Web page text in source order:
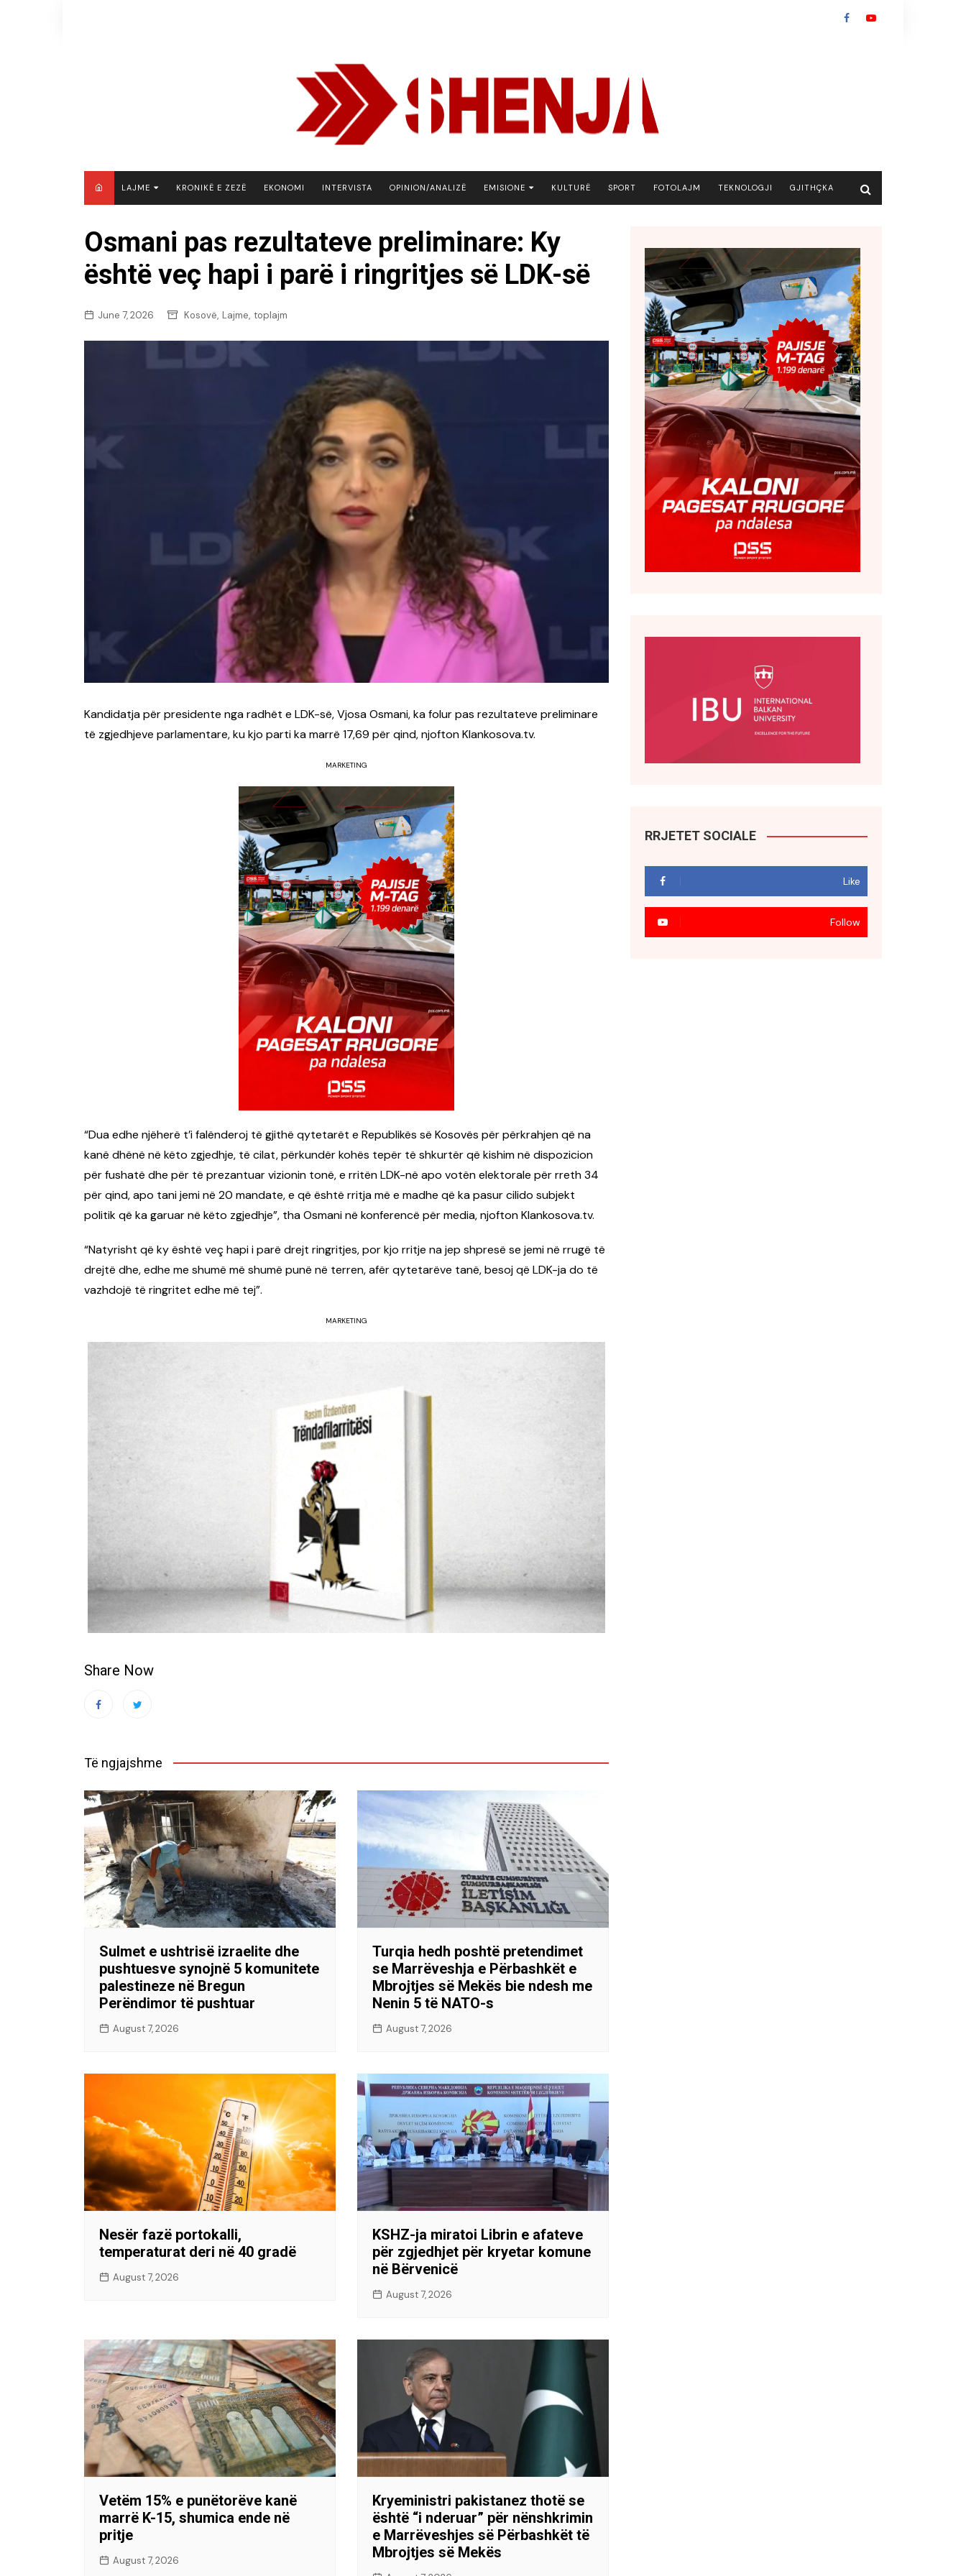
LAJME
KOSOVË
SHQIPËRI
BOTË
KRONIKË E ZEZË EKONOMI INTERVISTA OPINION/ANALIZË EMISIONE
BOTA NE FOKUS
EKONOMIKS
GJURMË
RECETA E DITES
RETRO JAVORE
KULTURË SPORT FOTOLAJM TEKNOLOGJI GJITHÇKA
Osmani pas rezultateve preliminare: Ky
është veç hapi i parë i ringritjes së LDK-së
June 7, 2026 Kosovë, Lajme, toplajm
Kandidatja për presidente nga radhët e LDK-së, Vjosa Osmani, ka folur pas rezultateve preliminare
të zgjedhjeve parlamentare, ku kjo parti ka marrë 17,69 për qind, njofton Klankosova.tv.
MARKETING
“Dua edhe njëherë t’i falënderoj të gjithë qytetarët e Republikës së Kosovës për përkrahjen që na
kanë dhënë në këto zgjedhje, të cilat, përkundër kohës tepër të shkurtër që kishim në dispozicion
për fushatë dhe për të prezantuar vizionin tonë, e rritën LDK-në apo votën elektorale për rreth 34
për qind, apo tani jemi në 20 mandate, e që është rritja më e madhe që ka pasur cilido subjekt
politik që ka garuar në këto zgjedhje”, tha Osmani në konferencë për media, njofton Klankosova.tv.
“Natyrisht që ky është veç hapi i parë drejt ringritjes, por kjo rritje na jep shpresë se jemi në rrugë të
drejtë dhe, edhe me shumë më shumë punë në terren, afër qytetarëve tanë, besoj që LDK-ja do të
vazhdojë të ringritet edhe më tej”.
MARKETING
Share Now
Të ngjajshme
Sulmet e ushtrisë izraelite dhe
pushtuesve synojnë 5 komunitete
palestineze në Bregun
Perëndimor të pushtuar
August 7, 2026
Turqia hedh poshtë pretendimet
se Marrëveshja e Përbashkët e
Mbrojtjes së Mekës bie ndesh me
Nenin 5 të NATO-s
August 7, 2026
Nesër fazë portokalli,
temperaturat deri në 40 gradë
August 7, 2026
KSHZ-ja miratoi Librin e afateve
për zgjedhjet për kryetar komune
në Bërvenicë
August 7, 2026
Vetëm 15% e punëtorëve kanë
marrë K-15, shumica ende në
pritje
August 7, 2026
Kryeministri pakistanez thotë se
është “i nderuar” për nënshkrimin
e Marrëveshjes së Përbashkët të
Mbrojtjes së Mekës
RRJETET SOCIALE
Like
Follow